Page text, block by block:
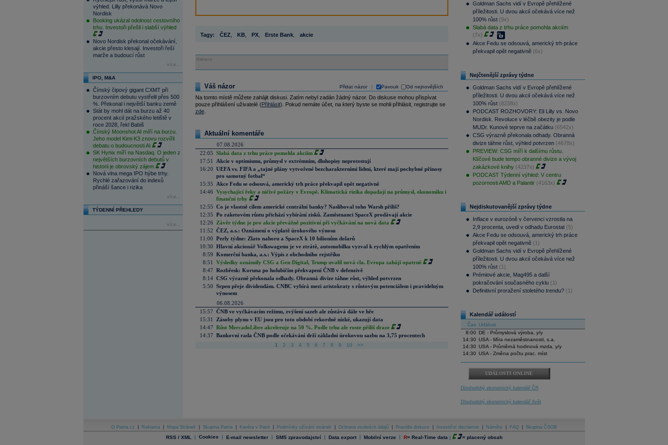
výhled. Lilly překonává Novo
Nordisk
Booking ukázal odolnost cestovního
trhu. Investoři přešli i slabší výhled
Novo Nordisk překonal očekávání,
akcie přesto klesají. Investoři řeší
marže a budoucí růst
více...
IPO, M&A
Čínský čipový gigant CXMT při
burzovním debutu vystřelil přes 500
%. Překonal i největší banku země
Stát by mohl dát na burzu až 40
procent akcií pražského letiště v
roce 2028, řekl Babiš
Čínský Moonshot AI míří na burzu.
Jeho model Kimi K3 znovu rozvířil
debatu o budoucnosti AI
SK Hynix míří na Nasdaq. O jeden z
největších burzovních debutů v
historii je obrovský zájem
Nová vlna mega IPO hýbe trhy.
Rychlé zařazování do indexů
přináší šance i rizika
více...
TÝDENNÍ PŘEHLEDY
více...
Tagy: ČEZ KB, PX, Erste Bank, akcie
Reklama
Přidat názor Pavouk Od nejnovějších
Váš názor
Na tomto místě můžete zahájit diskusi. Zatím nebyl zadán žádný názor. Do diskuse mohou přispívat
pouze přihlášení uživatelé (Přihlásit). Pokud nemáte účet, na který byste se mohli přihlásit, registrujte se
zde.
Aktuální komentáře
07.08.2026
22:05 Slabá data z trhu práce pomohla akciím
17:51
Akcie v optimismu, průmysl v extrémním, dluhopisy neprotestují
16:20 UEFA vs. FIFA a „tajné plány vytvořené bezcharakterními lidmi, které mají pochybné přínosy
pro samotný fotbal“
15:35
Akce Fedu se odsouvá, americký trh práce překvapil opět negativně
14:46 Vysychající řeky a ničivé požáry v Evropě. Klimatická rizika dopadají na průmysl, ekonomiku i
finanční trhy
12:55 Co je vlastně cílem americké centrální banky? Nasliboval toho Warsh příliš?
12:35 Po raketovém růstu přichází vybírání zisků. Zaměstnanci SpaceX prodávají akcie
12:26
Závěr týdne je pro akcie převážně pozitivní při vyčkávání na nová data
11:52 ČEZ, a.s.: Oznámení o výplatě úrokového výnosu
11:00 Perly týdne: Zlato nahoru a SpaceX k 10 bilionům dolarů
10:30 Hlavní akcionář Volkswagenu je ve ztrátě, automobilku vyzval k rychlým opatřením
8:59 Komerční banka, a.s.: Výpis z obchodního rejstříku
8:51
Výsledky oznámily CSG a Gen Digital, Trump uvalil nová cla. Evropa zahájí opatrně
8:47 Rozbřesk: Koruna po holubičím překvapení ČNB v defenzivě
8:14 CSG výrazně překonala odhady. Obranná divize táhne růst, výhled potvrzen
5:50 Srpen přeje dividendám. CNBC vybírá mezi aristokraty s růstovým potenciálem i pravidelným
výnosem
06.08.2026
15:57 ČNB ve vyčkávacím režimu, zvýšení sazeb ale zůstává dále ve hře
15:31
Zásoby plynu v EU jsou pro toto období rekordně nízké, ukazují data
14:47 Růst MercadoLibre akceleruje na 50 %. Podle trhu ale roste příliš draze
14:37 Bankovní rada ČNB podle očekávání drží základní úrokovou sazbu na 3,75 procentech
1 2 3 4 5 6 7 8 9 10 >>
Goldman Sachs vidí v Evropě přehlížené
příležitosti. U dvou akcií očekává více než
100% růst (9x)
Slabá data z trhu práce pomohla akciím
(7x)
Akce Fedu se odsouvá, americký trh práce
překvapil opět negativně (6x)
Nejčtenější zprávy týdne
Goldman Sachs vidí v Evropě přehlížené
příležitosti. U dvou akcií očekává více než
100% růst (8238x)
PODCAST ROZHOVORY: Eli Lilly vs. Novo
Nordisk. Revoluce v léčbě obezity je podle
MUDr. Kunové teprve na začátku (6542x)
CSG výrazně překonala odhady. Obranná
divize táhne růst, výhled potvrzen (4678x)
PREVIEW: CSG míří k dalšímu růstu.
Klíčové bude tempo obranné divize a vývoj
zakázkové knihy (4237x)
PODCAST Týdenní výhled: V centru
pozornosti AMD a Palantir (4163x)
Nejdiskutovanější zprávy týdne
Inflace v eurozóně v červenci vzrostla na
2,9 procenta, uvedl v odhadu Eurostat (5)
Akce Fedu se odsouvá, americký trh práce
překvapil opět negativně (1)
Goldman Sachs vidí v Evropě přehlížené
příležitosti. U dvou akcií očekává více než
100% růst (1)
Prémiové akcie, Mag495 a další
pokračování současného cyklu (1)
Definitivní proražení stoletého trendu? (1)
Kalendář událostí
Čas Událost
8:00
DE - Průmyslová výroba, y/y
14:30 USA - Míra nezaměstnanosti, s.a.
14:30 USA - Průměrná hodinová mzda, y/y
14:30 USA - Změna počtu prac. míst
UDÁLOSTI ONLINE
Dlouhodobý ekonomický kalendář ČR
Dlouhodobý ekonomický kalendář Svět
O Patria.cz Reklama Mapa Stránek Skupina Patria Kariéra v Patrii Podmínky užívání stránek Ochrana osobních údajů Pravidla diskuse Investiční disclaimer Náměty FAQ Skupina ČSOB
RSS / XML | Cookies | E-mail newsletter | SMS zpravodajství | Data export | Mobilní verze | R= Real-Time data | = placený obsah